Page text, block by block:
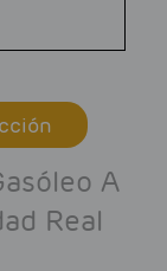
A
Real